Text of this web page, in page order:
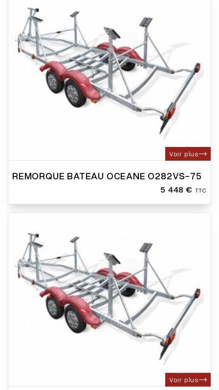
Voir plus
REMORQUE BATEAU OCEANE O282VS-75
5 448 € TTC
Voir plus